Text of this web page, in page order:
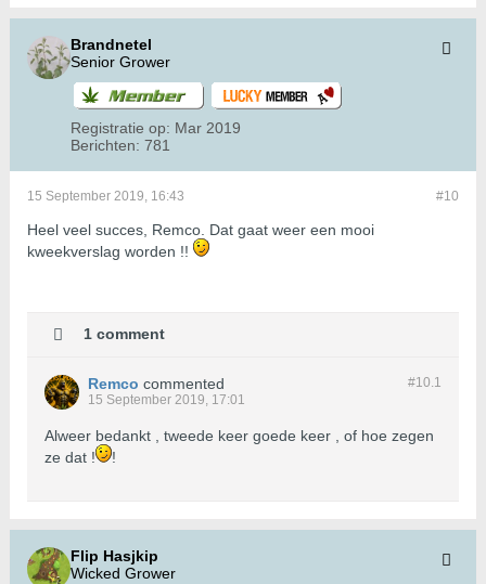
Brandnetel
Senior Grower
Registratie op: Mar 2019
Berichten: 781
#10
15 September 2019, 16:43
Heel veel succes, Remco. Dat gaat weer een mooi
kweekverslag worden !!
1 comment
#10.1
Remco commented
15 September 2019, 17:01
Alweer bedankt , tweede keer goede keer , of hoe zegen
ze dat !
!
Flip Hasjkip
Wicked Grower